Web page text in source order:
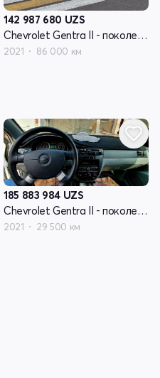
142 987 680 UZS
Chevrolet Gentra II - поколение
2021 86 000 км
185 883 984 UZS
Chevrolet Gentra II - поколение
2021 29 500 км